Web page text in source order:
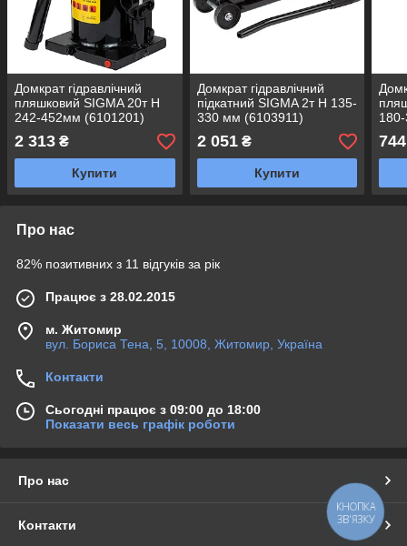
Домкрат гідравлічний
пляшковий SIGMA 20т H
242-452мм (6101201)
2 313 ₴
Купити
Домкрат гідравлічний
підкатний SIGMA 2т H 135-
330 мм (6103911)
2 051₴
Купити
744
Про нас
82% позитивних з 11 відгуків за рік
Працює з 28.02.2015
м. Житомир
вул. Бориса Тена, 5, 10008, Житомир, Україна
Контакти
Сьогодні працює з 09:00 до 18:00
Показати весь графік роботи
Про нас
Контакти
КНОПКА
ЗВ'ЯЗКУ